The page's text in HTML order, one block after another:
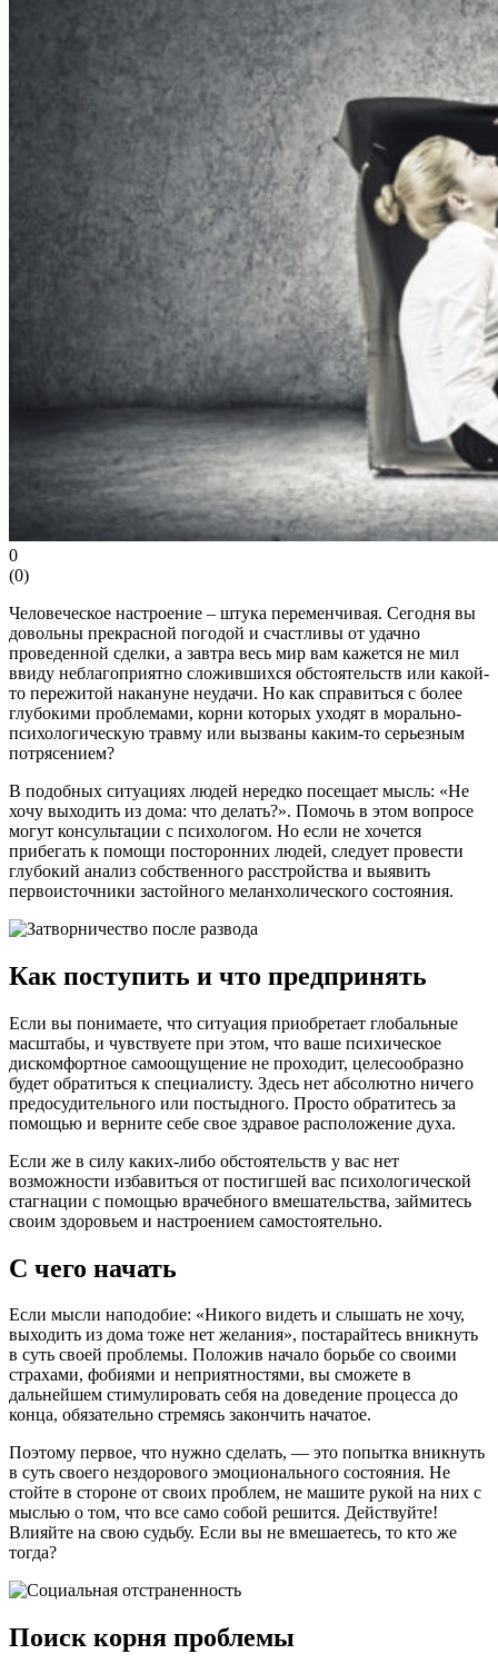
0
(0)
Человеческое настроение – штука переменчивая. Сегодня вы
довольны прекрасной погодой и счастливы от удачно
проведенной сделки, а завтра весь мир вам кажется не мил
ввиду неблагоприятно сложившихся обстоятельств или какой-
то пережитой накануне неудачи. Но как справиться с более
глубокими проблемами, корни которых уходят в морально-
психологическую травму или вызваны каким-то серьезным
потрясением?
В подобных ситуациях людей нередко посещает мысль: «Не
хочу выходить из дома: что делать?». Помочь в этом вопросе
могут консультации с психологом. Но если не хочется
прибегать к помощи посторонних людей, следует провести
глубокий анализ собственного расстройства и выявить
первоисточники застойного меланхолического состояния.
Как поступить и что предпринять
Если вы понимаете, что ситуация приобретает глобальные
масштабы, и чувствуете при этом, что ваше психическое
дискомфортное самоощущение не проходит, целесообразно
будет обратиться к специалисту. Здесь нет абсолютно ничего
предосудительного или постыдного. Просто обратитесь за
помощью и верните себе свое здравое расположение духа.
Если же в силу каких-либо обстоятельств у вас нет
возможности избавиться от постигшей вас психологической
стагнации с помощью врачебного вмешательства, займитесь
своим здоровьем и настроением самостоятельно.
С чего начать
Если мысли наподобие: «Никого видеть и слышать не хочу,
выходить из дома тоже нет желания», постарайтесь вникнуть
в суть своей проблемы. Положив начало борьбе со своими
страхами, фобиями и неприятностями, вы сможете в
дальнейшем стимулировать себя на доведение процесса до
конца, обязательно стремясь закончить начатое.
Поэтому первое, что нужно сделать, — это попытка вникнуть
в суть своего нездорового эмоционального состояния. Не
стойте в стороне от своих проблем, не машите рукой на них с
мыслью о том, что все само собой решится. Действуйте!
Влияйте на свою судьбу. Если вы не вмешаетесь, то кто же
тогда?
Поиск корня проблемы